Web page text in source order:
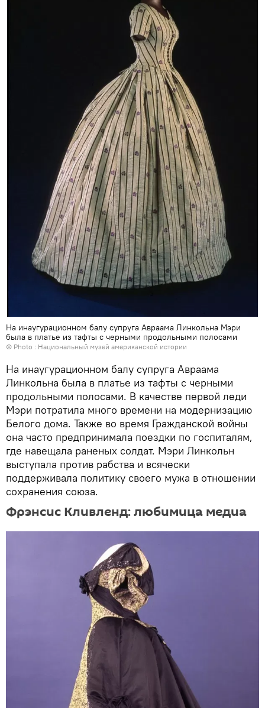
На инаугурационном балу супруга Авраама Линкольна Мэри
была в платье из тафты с черными продольными полосами
© Photo : Национальный музей американской истории
На инаугурационном балу супруга Авраама
Линкольна была в платье из тафты с черными
продольными полосами. В качестве первой леди
Мэри потратила много времени на модернизацию
Белого дома. Также во время Гражданской войны
она часто предпринимала поездки по госпиталям,
где навещала раненых солдат. Мэри Линкольн
выступала против рабства и всячески
поддерживала политику своего мужа в отношении
сохранения союза.
Фрэнсис Кливленд: любимица медиа